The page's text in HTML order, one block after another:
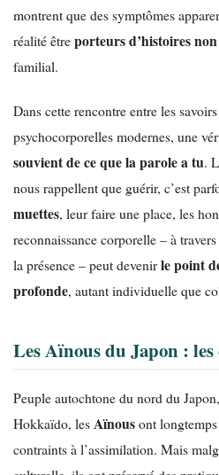
montrent que des symptômes
réalité êtreporteurs d’histoires
familial.
Dans cette rencontre entre les
psychocorporelles modernes, une
souvient de ce que la parole a tu.
nous rappellent que guérir, c’est
muettes, leur faire une place, les
reconnaissance corporelle – à
la présence – peut devenirle point
profonde, autant individuelle que
Les Aïnous du Japon :
Peuple autochtone du nord du
Hokkaïdo, lesAïnousont
contraints à l’assimilation. Mais